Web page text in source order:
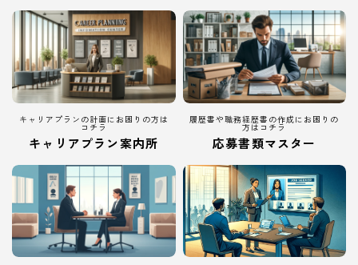
キャリアプランの計画にお困りの方は
コチラ
キャリアプラン案内所
履歴書や職務経歴書の作成にお困りの
方はコチラ
応募書類マスター